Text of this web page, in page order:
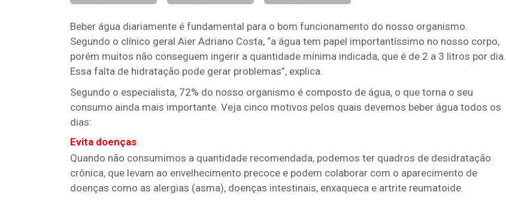
Beber água diariamente é fundamental para o bom funcionamento do nosso organismo.
Segundo o clínico geral Aier Adriano Costa, “a água tem papel importantíssimo no nosso corpo,
porém muitos não conseguem ingerir a quantidade mínima indicada, que é de 2 a 3 litros por dia.
Essa falta de hidratação pode gerar problemas”, explica.
Segundo o especialista, 72% do nosso organismo é composto de água, o que torna o seu
consumo ainda mais importante. Veja cinco motivos pelos quais devemos beber água todos os
dias:
Evita doenças
Quando não consumimos a quantidade recomendada, podemos ter quadros de desidratação
crônica, que levam ao envelhecimento precoce e podem colaborar com o aparecimento de
doenças como as alergias (asma), doenças intestinais, enxaqueca e artrite reumatoide.